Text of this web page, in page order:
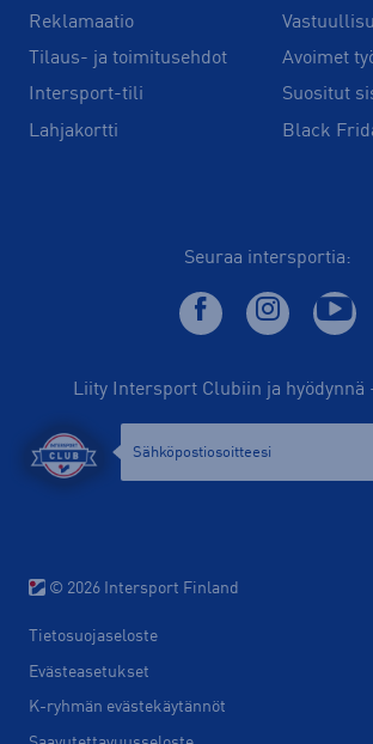
Reklamaatio
Tilaus- ja toimitusehdot
Intersport-tili
Lahjakortti
Avoimet
Suositut
Black
Seuraa intersportia:
Liity Intersport Clubiin ja hyödynnä
© 2026 Intersport Finland
Tietosuojaseloste
Evästeasetukset
K-ryhmän evästekäytännöt